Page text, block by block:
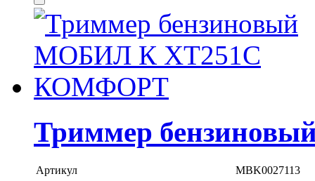
Триммер
Артикул
MBK0027113